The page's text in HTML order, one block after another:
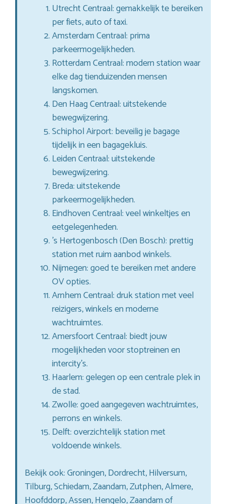
Utrecht Centraal: gemakkelijk te bereiken
per fiets, auto of taxi.
Amsterdam Centraal: prima
parkeermogelijkheden.
Rotterdam Centraal: modern station waar
elke dag tienduizenden mensen
langskomen.
Den Haag Centraal: uitstekende
bewegwijzering.
Schiphol Airport: beveilig je bagage
tijdelijk in een bagagekluis.
Leiden Centraal: uitstekende
bewegwijzering.
Breda: uitstekende
parkeermogelijkheden.
Eindhoven Centraal: veel winkeltjes en
eetgelegenheden.
’s Hertogenbosch (Den Bosch): prettig
station met ruim aanbod winkels.
Nijmegen: goed te bereiken met andere
OV opties.
Arnhem Centraal: druk station met veel
reizigers, winkels en moderne
wachtruimtes.
Amersfoort Centraal: biedt jouw
mogelijkheden voor stoptreinen en
intercity’s.
Haarlem: gelegen op een centrale plek in
de stad.
Zwolle: goed aangegeven wachtruimtes,
perrons en winkels.
Delft: overzichtelijk station met
voldoende winkels.
Bekijk ook: Groningen, Dordrecht, Hilversum,
Tilburg, Schiedam, Zaandam, Zutphen, Almere,
Hoofddorp, Assen, Hengelo, Zaandam of